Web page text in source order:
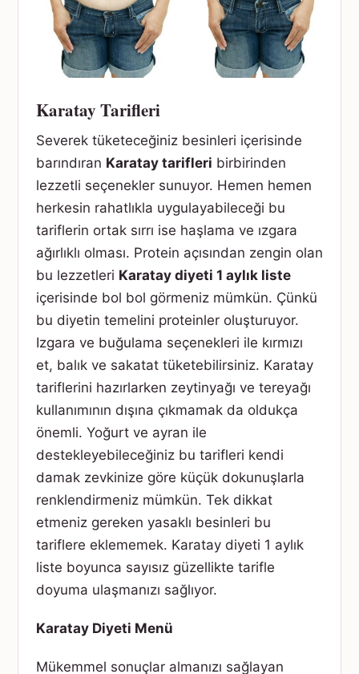
Karatay Tarifleri
Severek tüketeceğiniz besinleri içerisinde
barındıran Karatay tarifleri birbirinden
lezzetli seçenekler sunuyor. Hemen hemen
herkesin rahatlıkla uygulayabileceği bu
tariflerin ortak sırrı ise haşlama ve ızgara
ağırlıklı olması. Protein açısından zengin olan
bu lezzetleri Karatay diyeti 1 aylık liste
içerisinde bol bol görmeniz mümkün. Çünkü
bu diyetin temelini proteinler oluşturuyor.
Izgara ve buğulama seçenekleri ile kırmızı
et, balık ve sakatat tüketebilirsiniz. Karatay
tariflerini hazırlarken zeytinyağı ve tereyağı
kullanımının dışına çıkmamak da oldukça
önemli. Yoğurt ve ayran ile
destekleyebileceğiniz bu tarifleri kendi
damak zevkinize göre küçük dokunuşlarla
renklendirmeniz mümkün. Tek dikkat
etmeniz gereken yasaklı besinleri bu
tariflere eklememek. Karatay diyeti 1 aylık
liste boyunca sayısız güzellikte tarifle
doyuma ulaşmanızı sağlıyor.
Karatay Diyeti Menü
Mükemmel sonuçlar almanızı sağlayan